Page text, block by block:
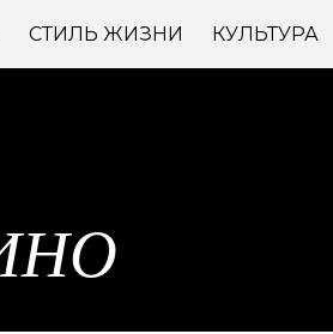
СТИЛЬ ЖИЗНИ КУЛЬТУРА